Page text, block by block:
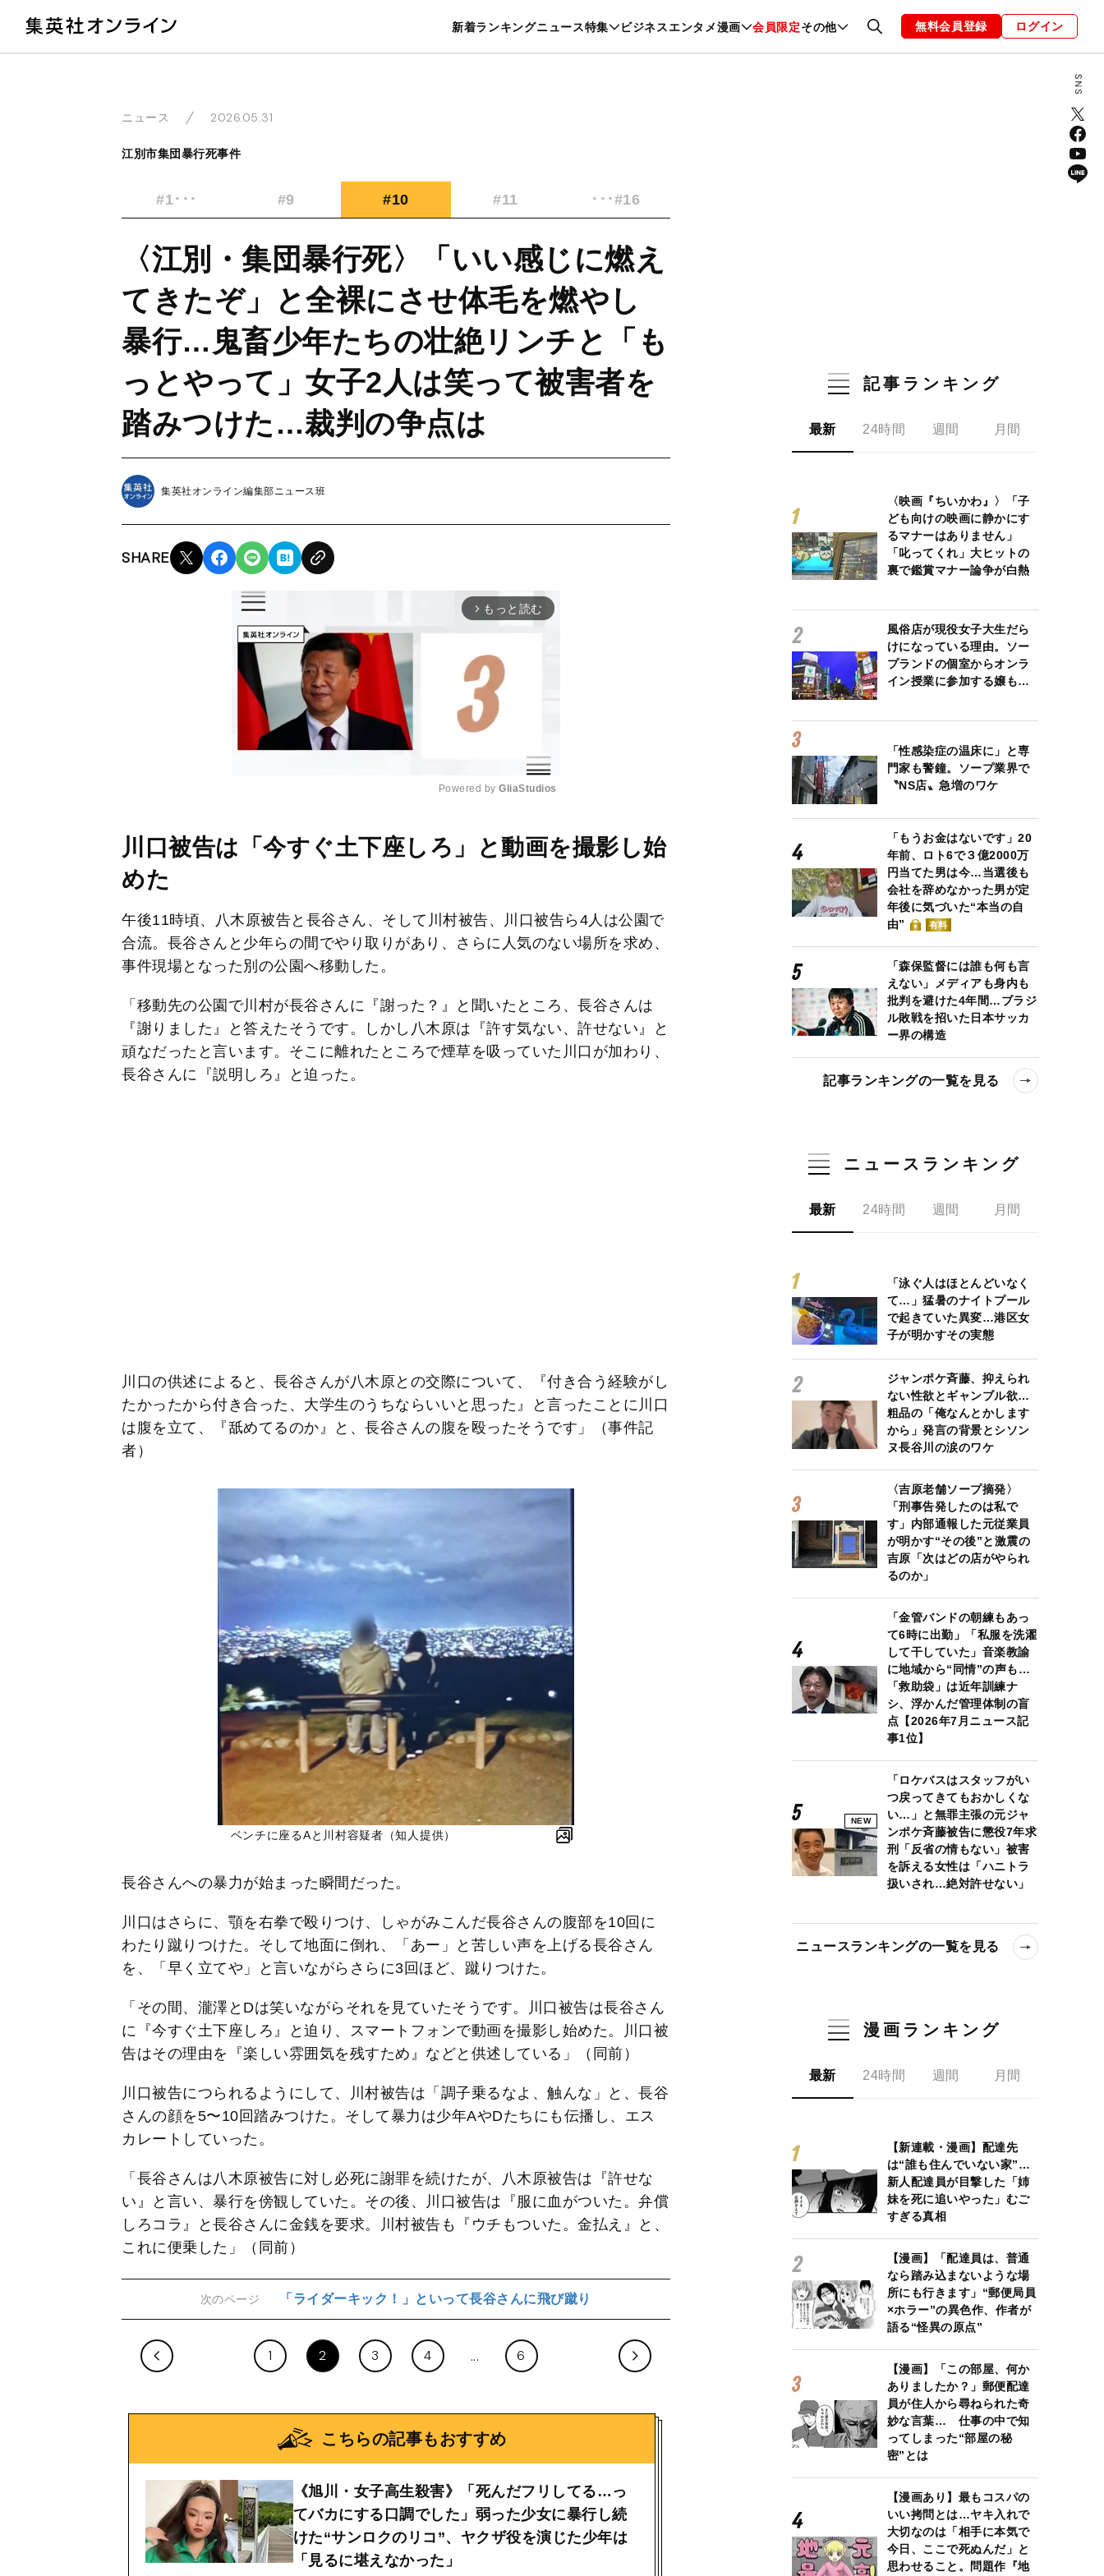
新着ランキングニュース特集 ビジネスエンタメ漫画 会員限定その他
暮らし スポーツ ヘルスケア 美容 グルメ ファッション 恋愛・結婚 編集部 お知らせ
無料会員登録 ログイン
ニュース 2026.05.31
江別市集団暴行死事件
#1･･･ #9 #10 #11 ･･･#16
〈江別・集団暴行死〉「いい感じに燃え
てきたぞ」と全裸にさせ体毛を燃やし
暴行…鬼畜少年たちの壮絶リンチと「も
っとやって」女子2人は笑って被害者を
踏みつけた…裁判の争点は
集英社オンライン編集部ニュース班
SHARE
arrow_forward_ios もっと読む
M
u
Powered by GliaStudios
川口被告は「今すぐ土下座しろ」と動画を撮影し始
めた
午後11時頃、八木原被告と長谷さん、そして川村被告、川口被告ら4人は公園で
合流。長谷さんと少年らの間でやり取りがあり、さらに人気のない場所を求め、
事件現場となった別の公園へ移動した。
「移動先の公園で川村が長谷さんに『謝った？』と聞いたところ、長谷さんは
『謝りました』と答えたそうです。しかし八木原は『許す気ない、許せない』と
頑なだったと言います。そこに離れたところで煙草を吸っていた川口が加わり、
長谷さんに『説明しろ』と迫った。
川口の供述によると、長谷さんが八木原との交際について、『付き合う経験がし
たかったから付き合った、大学生のうちならいいと思った』と言ったことに川口
は腹を立て、『舐めてるのか』と、長谷さんの腹を殴ったそうです」（事件記
者）
ベンチに座るAと川村容疑者（知人提供）
長谷さんへの暴力が始まった瞬間だった。
川口はさらに、顎を右拳で殴りつけ、しゃがみこんだ長谷さんの腹部を10回に
わたり蹴りつけた。そして地面に倒れ、「あー」と苦しい声を上げる長谷さん
を、「早く立てや」と言いながらさらに3回ほど、蹴りつけた。
「その間、瀧澤とDは笑いながらそれを見ていたそうです。川口被告は長谷さん
に『今すぐ土下座しろ』と迫り、スマートフォンで動画を撮影し始めた。川口被
告はその理由を『楽しい雰囲気を残すため』などと供述している」（同前）
川口被告につられるようにして、川村被告は「調子乗るなよ、触んな」と、長谷
さんの顔を5〜10回踏みつけた。そして暴力は少年AやDたちにも伝播し、エス
カレートしていった。
「長谷さんは八木原被告に対し必死に謝罪を続けたが、八木原被告は『許せな
い』と言い、暴行を傍観していた。その後、川口被告は『服に血がついた。弁償
しろコラ』と長谷さんに金銭を要求。川村被告も『ウチもついた。金払え』と、
これに便乗した」（同前）
次のページ 「ライダーキック！」といって長谷さんに飛び蹴り
1 2 3 4 6
こちらの記事もおすすめ
《旭川・女子高生殺害》「死んだフリしてる…っ
てバカにする口調でした」弱った少女に暴行し続
けた“サンロクのリコ”、ヤクザ役を演じた少年は
「見るに堪えなかった」
記事ランキング
最新 24時間 週間 月間
〈映画『ちいかわ』〉「子
ども向けの映画に静かにす
るマナーはありません」
「叱ってくれ」大ヒットの
裏で鑑賞マナー論争が白熱
風俗店が現役女子大生だら
けになっている理由。ソー
プランドの個室からオンラ
イン授業に参加する嬢も…
「性感染症の温床に」と専
門家も警鐘。ソープ業界で
〝NS店〟急増のワケ
「もうお金はないです」20
年前、ロト6で３億2000万
円当てた男は今…当選後も
会社を辞めなかった男が定
年後に気づいた“本当の自
由”
有料
「森保監督には誰も何も言
えない」メディアも身内も
批判を避けた4年間…ブラジ
ル敗戦を招いた日本サッカ
ー界の構造
記事ランキングの一覧を見る
ニュースランキング
最新 24時間 週間 月間
「泳ぐ人はほとんどいなく
て…」猛暑のナイトプール
で起きていた異変…港区女
子が明かすその実態
ジャンポケ斉藤、抑えられ
ない性欲とギャンブル欲…
粗品の「俺なんとかします
から」発言の背景とシソン
ヌ長谷川の涙のワケ
〈吉原老舗ソープ摘発〉
「刑事告発したのは私で
す」内部通報した元従業員
が明かす“その後”と激震の
吉原「次はどの店がやられ
るのか」
「金管バンドの朝練もあっ
て6時に出勤」「私服を洗濯
して干していた」音楽教諭
に地域から“同情”の声も…
「救助袋」は近年訓練ナ
シ、浮かんだ管理体制の盲
点【2026年7月ニュース記
事1位】
NEW
「ロケバスはスタッフがい
つ戻ってきてもおかしくな
い…」と無罪主張の元ジャ
ンポケ斉藤被告に懲役7年求
刑「反省の情もない」被害
を訴える女性は「ハニトラ
扱いされ…絶対許せない」
ニュースランキングの一覧を見る
漫画ランキング
最新 24時間 週間 月間
【新連載・漫画】配達先
は“誰も住んでいない家”…
新人配達員が目撃した「姉
妹を死に追いやった」むご
すぎる真相
【漫画】「配達員は、普通
なら踏み込まないような場
所にも行きます」“郵便局員
×ホラー”の異色作、作者が
語る“怪異の原点”
【漫画】「この部屋、何か
ありましたか？」郵便配達
員が住人から尋ねられた奇
妙な言葉… 仕事の中で知
ってしまった“部屋の秘
密”とは
【漫画あり】最もコスパの
いい拷問とは…ヤキ入れで
大切なのは「相手に本気で
今日、ここで死ぬんだ」と
思わせること。問題作『地